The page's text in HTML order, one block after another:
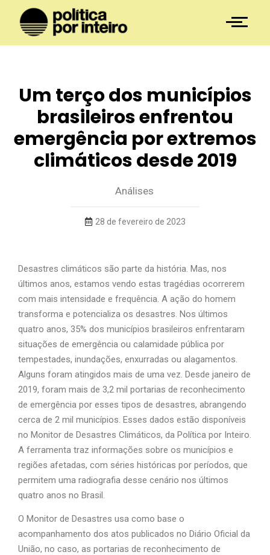
Um terço dos municípios
brasileiros enfrentou
emergência por extremos
climáticos desde 2019
Análises
28 de fevereiro de 2023
Desastres climáticos são parte da história. Mas, nos
últimos anos, estamos vendo estas tragédias ocorrerem
com mais intensidade e frequência. A ação do homem
transforma e potencializa os desastres. Nos últimos
quatro anos, 35% dos municípios brasileiros enfrentaram
situações de emergência ou calamidade pública por
tempestades, inundações, enxurradas ou alagamentos.
Alguns foram atingidos mais de uma vez. Desde janeiro de
2019, foram mais de 3,2 mil portarias de reconhecimento
de emergência por esses tipos de desastres, abrangendo
cerca de 2 mil municípios. Esses dados estão disponíveis
no Monitor de Desastres Climáticos, da Política por Inteiro.
A ferramenta traz informações sobre os municípios e
regiões afetadas, com séries históricas por períodos, que
permitem uma radiografia desse cenário nos últimos
quatro anos no Brasil.
O Monitor de Desastres usa como base o
acompanhamento dos atos publicados no Diário Oficial da
União, no caso, as portarias de reconhecimento de